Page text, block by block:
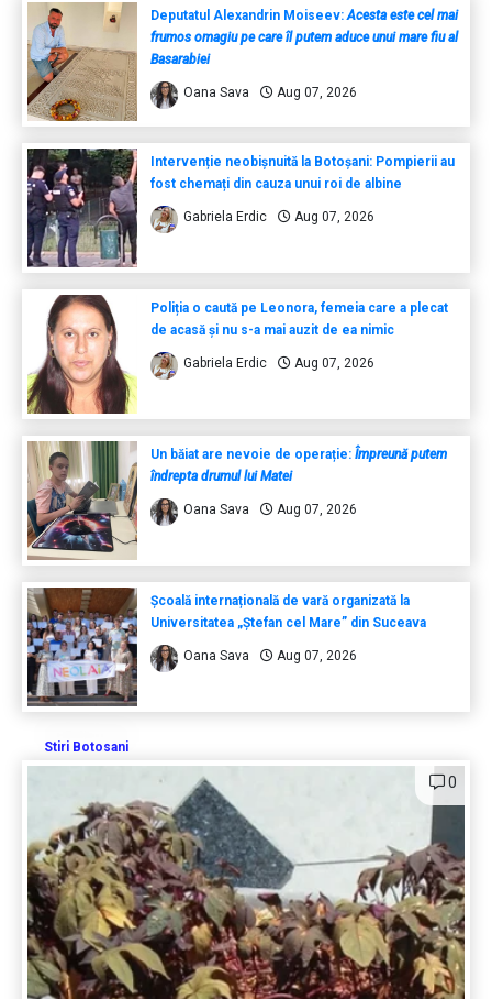
Deputatul Alexandrin Moiseev:Acesta este cel mai
frumos omagiu pe care îl putem aduce unui mare fiu al
Basarabiei
Oana Sava Aug 07, 2026
Intervenție neobișnuită la Botoșani: Pompierii au
fost chemați din cauza unui roi de albine
Gabriela Erdic Aug 07, 2026
Poliția o caută pe Leonora, femeia care a plecat
de acasă și nu s-a mai auzit de ea nimic
Gabriela Erdic Aug 07, 2026
Un băiat are nevoie de operație: Împreună putem
îndrepta drumul lui Matei
Oana Sava Aug 07, 2026
Școală internațională de vară organizată la
Universitatea „Ștefan cel Mare” din Suceava
Oana Sava Aug 07, 2026
Stiri Botosani
0